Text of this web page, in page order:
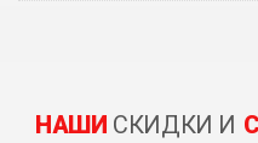
НАШИ СКИДКИ И